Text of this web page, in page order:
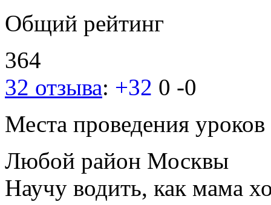
Общий рейтинг
364
32 отзыва: +32 0 -0
Места проведения уроков
Любой район Москвы
Научу водить, как мама